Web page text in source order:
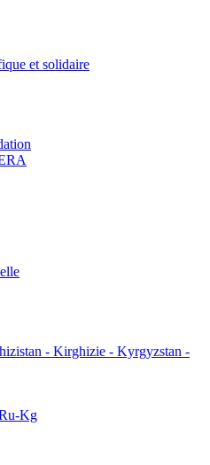
et solidaire
- Kirghizie - Kyrgyzstan -
Kg